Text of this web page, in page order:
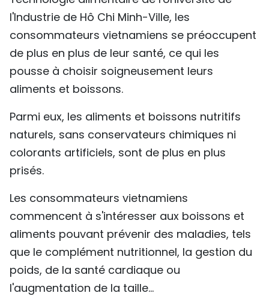
l'Industrie de Hô Chi Minh-Ville, les
consommateurs vietnamiens se préoccupent
de plus en plus de leur santé, ce qui les
pousse à choisir soigneusement leurs
aliments et boissons.
Parmi eux, les aliments et boissons nutritifs
naturels, sans conservateurs chimiques ni
colorants artificiels, sont de plus en plus
prisés.
Les consommateurs vietnamiens
commencent à s'intéresser aux boissons et
aliments pouvant prévenir des maladies, tels
que le complément nutritionnel, la gestion du
poids, de la santé cardiaque ou
l'augmentation de la taille...